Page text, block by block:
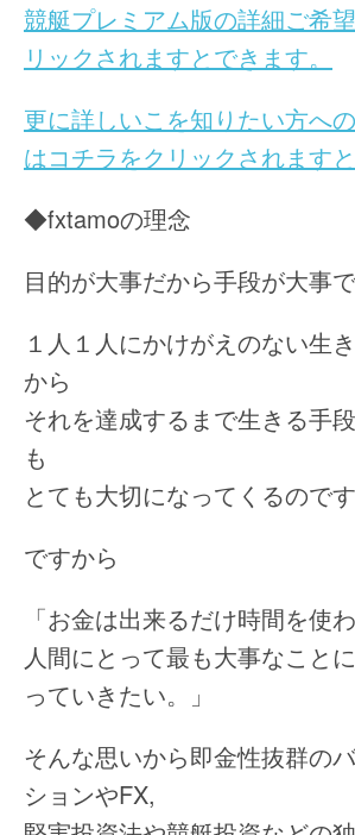
競艇プレミアム版の詳細ご希
リックされますとできます。
更に詳しいこを知りたい方へ
はコチラをクリックされますと
◆fxtamoの理念
目的が大事だから手段が大事で
１人１人にかけがえのない生
から
それを達成するまで生きる手
も
とても大切になってくるのです
ですから
「お金は出来るだけ時間を使
人間にとって最も大事なこと
っていきたい。」
そんな思いから即金性抜群の
ションやFX,